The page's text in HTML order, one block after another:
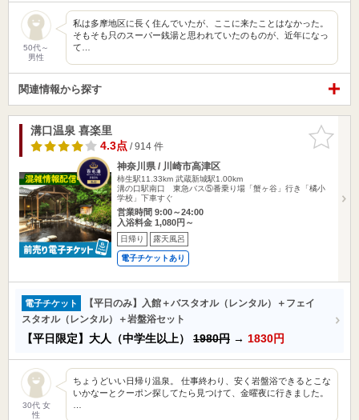
50代～
男性
私は多摩地区に長く住んでいたが、ここに来たことはなかった。
そもそも只のスーパー銭湯と思われていたのものが、近年になっ
て…
関連情報から探す
お気に入
りに追加
溝口温泉 喜楽里
4.3点/ 914 件
神奈川県 / 川崎市高津区
柿生駅11.33km 武蔵新城駅1.00km
溝の口駅南口 東急バス⑤番乗り場「蟹ヶ谷」行き「橘小
学校」下車すぐ
営業時間 9:00～24:00
入浴料金 1,080円～
日帰り 露天風呂
電子チケットあり
電子チケット
【平日のみ】入館＋バスタオル（レンタル）＋フェイ
スタオル（レンタル）＋岩盤浴セット
【平日限定】大人（中学生以上） 1980円 → 1830円
30代 女
性
ちょうどいい日帰り温泉。 仕事終わり、安く岩盤浴できるとこな
いかなーとクーポン探してたら見つけて、金曜夜に行きました。